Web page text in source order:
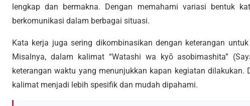
lengkap dan bermakna. Dengan memahami variasi bentuk
berkomunikasi dalam berbagai situasi.
Kata kerja juga sering dikombinasikan dengan keterangan
Misalnya, dalam kalimat “Watashi wa kyō asobimashita”
keterangan waktu yang menunjukkan kapan kegiatan dilakukan.
kalimat menjadi lebih spesifik dan mudah dipahami.